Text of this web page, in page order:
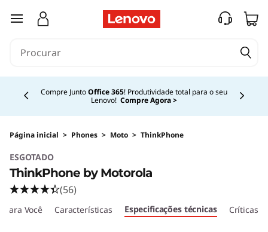
T
k
P
h
o
n
saltar para o conteúdo principal
Compre JuntoOffice 365! Produtividade total para o seu
Lenovo! Compre Agora >
Página inicial > Phones > Moto > ThinkPhone
ESGOTADO
ThinkPhone by Motorola
(56)
para Você Características Especificações técnicas Críticas